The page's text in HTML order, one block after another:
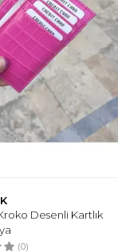
Desenli Kartlık
(0)